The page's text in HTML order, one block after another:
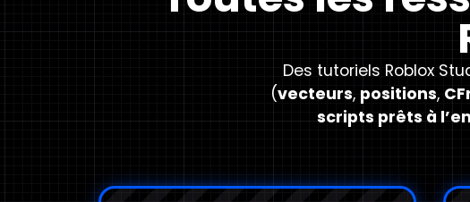
Des tutoriels Roblox
(vecteurs, positions,
scripts prêts à